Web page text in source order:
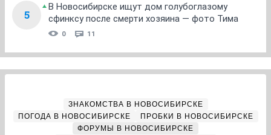
5
В Новосибирске ищут дом голубоглазому
сфинксу после смерти хозяина — фото Тима
0 11
ЗНАКОМСТВА В НОВОСИБИРСКЕ
ПОГОДА В НОВОСИБИРСКЕ
ПРОБКИ В НОВОСИБИРСКЕ
ФОРУМЫ В НОВОСИБИРСКЕ